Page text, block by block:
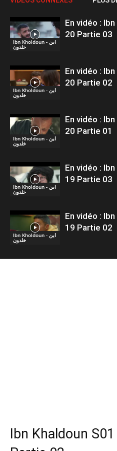
Ibn Kholdoun - ابن
خلدون
En vidéo :
20 Partie 03
Ibn Kholdoun - ابن
خلدون
En vidéo :
20 Partie 02
Ibn Kholdoun - ابن
خلدون
En vidéo :
20 Partie 01
Ibn Kholdoun - ابن
خلدون
En vidéo :
19 Partie 03
Ibn Kholdoun - ابن
خلدون
En vidéo :
19 Partie 02
Ibn Khaldoun